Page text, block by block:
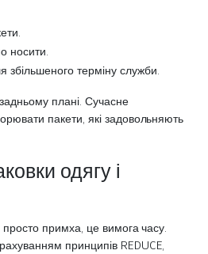
носити.
збільшеного терміну служби.
плані. Сучасне
пакети, які задовольняють
одягу і
примха, це вимога часу.
принципів REDUCE,